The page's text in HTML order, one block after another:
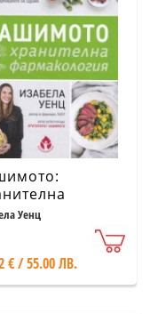
Уенц
€ / 55.00 ЛВ.